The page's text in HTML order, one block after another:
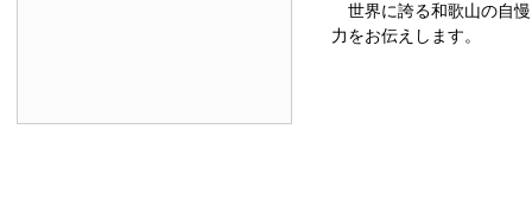
世界に誇る和歌山の自
力をお伝えします。